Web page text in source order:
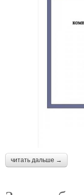
читать дальше →